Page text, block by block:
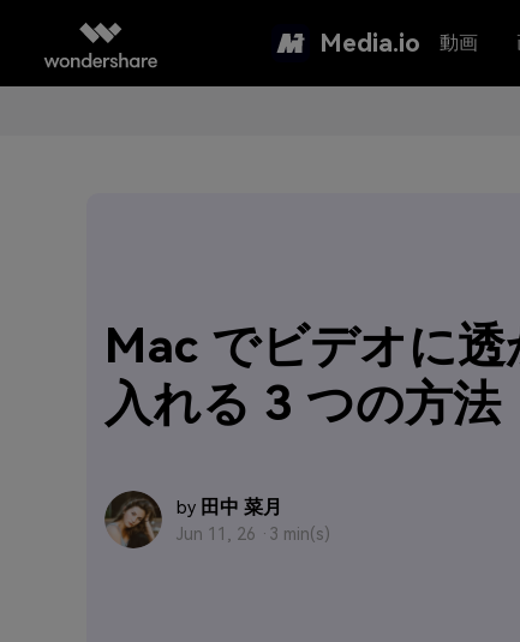
Media.io 動画
Mac でビデオに透
入れる 3 つの方法
by 田中 菜月
Jun 11, 26 · 3 min(s)